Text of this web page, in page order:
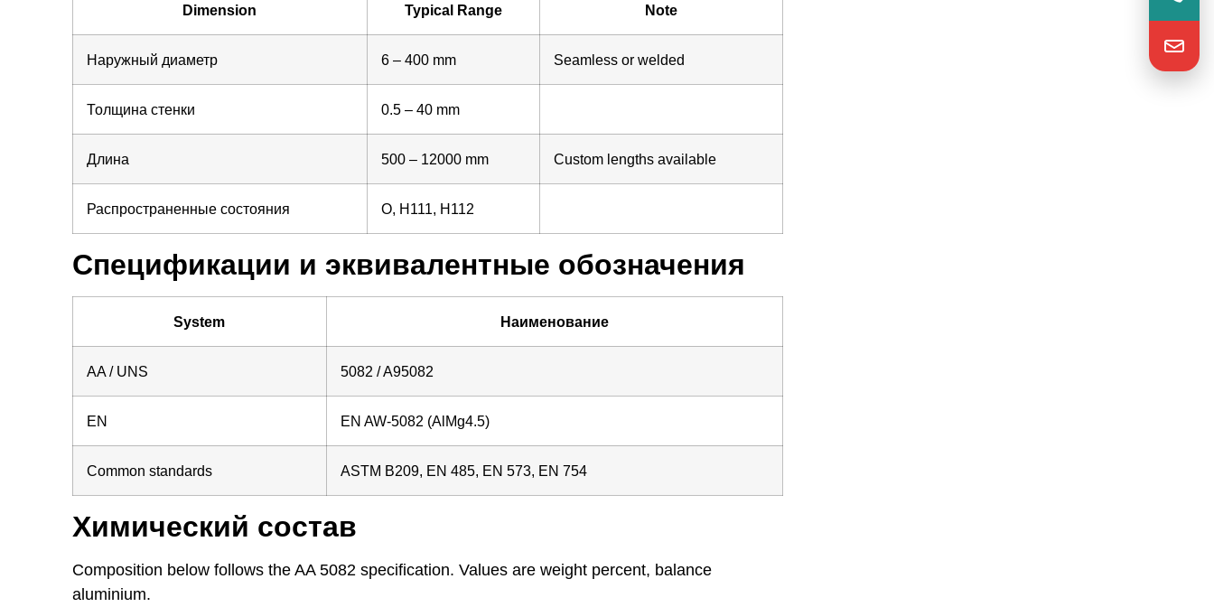
Dimension Typical Range Note
Наружный диаметр 6 – 400 mm Seamless or welded
Толщина стенки 0.5 – 40 mm
Длина 500 – 12000 mm Custom lengths available
Распространенные состояния O, H111, H112
Спецификации и эквивалентные обозначения
System Наименование
AA / UNS 5082 / A95082
EN EN AW-5082 (AlMg4.5)
Common standards ASTM B209, EN 485, EN 573, EN 754
Химический состав
Composition below follows the AA 5082 specification. Values are weight percent, balance
aluminium.